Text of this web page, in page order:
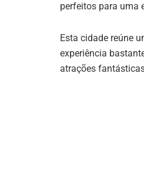
perfeitos para uma
Esta cidade reúne
experiência
atrações